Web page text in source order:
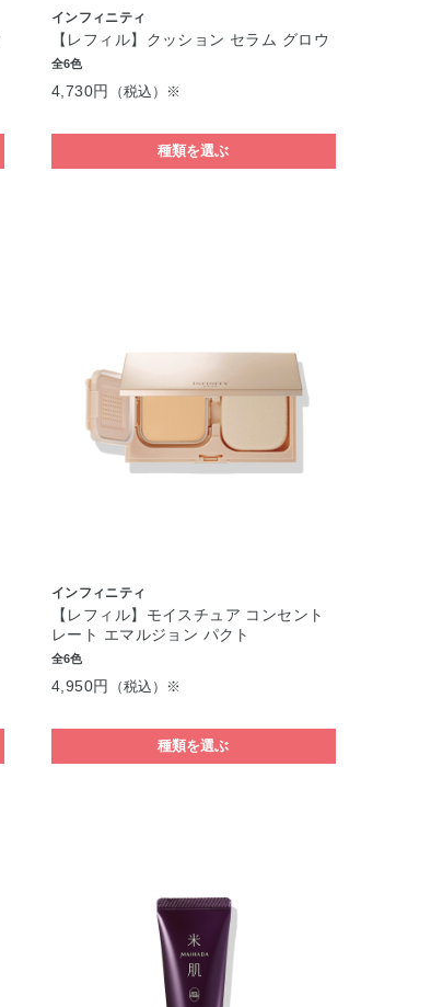
インフィニティ
【レフィル】クッション セラム グロウ
全6色
4,730円 （税込）※
種類を選ぶ
インフィニティ
【レフィル】モイスチュア コンセント
レート エマルジョン パクト
全6色
4,950円 （税込）※
種類を選ぶ